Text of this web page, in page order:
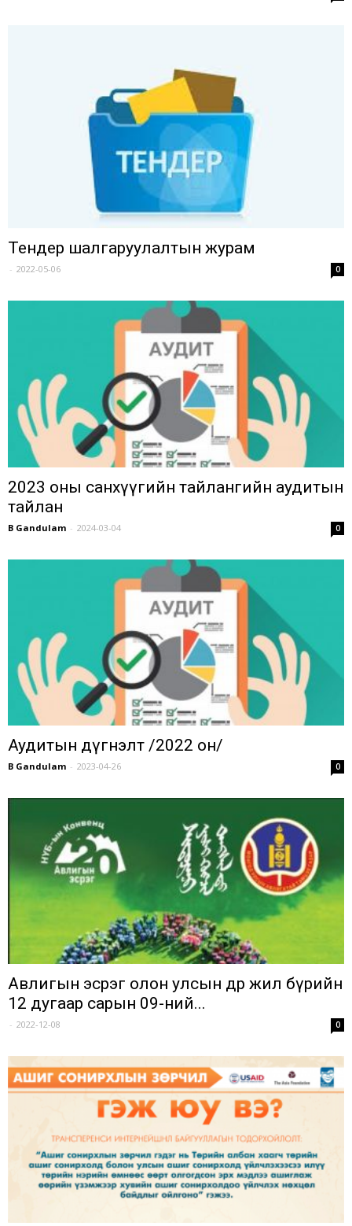
Тендер шалгаруулалтын журам
- 2022-05-06 0
2023 оны санхүүгийн тайлангийн аудитын
тайлан
B Gandulam - 2024-03-04 0
Аудитын дүгнэлт /2022 он/
B Gandulam - 2023-04-26 0
Авлигын эсрэг олон улсын өдөр жил бүрийн
12 дугаар сарын 09-ний...
- 2022-12-08 0